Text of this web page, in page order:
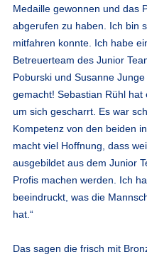
Medaille gewonnen und das
abgerufen zu haben. Ich bin
mitfahren konnte. Ich habe
Betreuerteam des Junior
Poburski und Susanne
gemacht! Sebastian Rühl
um sich gescharrt. Es war
Kompetenz von den beiden
macht viel Hoffnung, dass
ausgebildet aus dem Junior
Profis machen werden. Ich
beeindruckt, was die
hat.“
Das sagen die frisch mit